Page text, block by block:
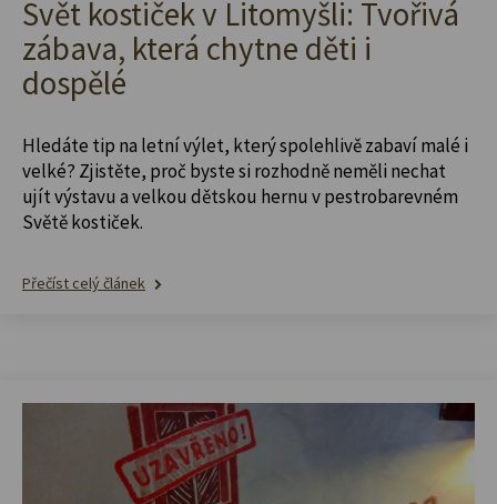
Svět kostiček v Litomyšli: Tvořivá
zábava, která chytne děti i
dospělé
Hledáte tip na letní výlet, který spolehlivě zabaví malé i
velké? Zjistěte, proč byste si rozhodně neměli nechat
ujít výstavu a velkou dětskou hernu v pestrobarevném
Světě kostiček.
Přečíst celý článek